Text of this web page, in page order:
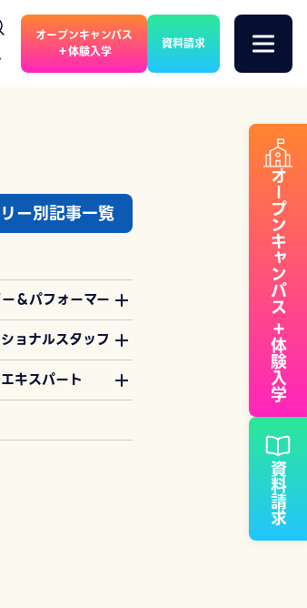
オープンキャンパス
＋体験入学
資料請求
ー別記事一覧
＆パフォーマー
ョナルスタッフ
キスパート
オープンキャンパス
＋体験入学
資料請求